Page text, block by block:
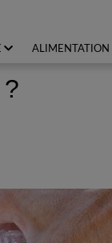
ALIMENTATION